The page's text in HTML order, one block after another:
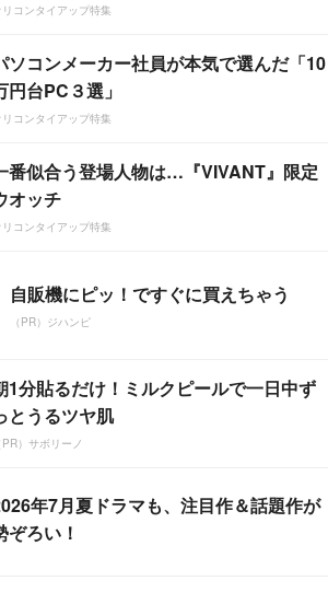
リコンタイアップ特集
ソコンメーカー社員が本気で選んだ「10
円台PC３選」
リコンタイアップ特集
番似合う登場人物は…『VIVANT』限定
オッチ
リコンタイアップ特集
自販機にピッ！ですぐに買えちゃう
（PR）ジハンピ
1分貼るだけ！ミルクピールで一日中ず
とうるツヤ肌
PR）サボリーノ
年7月夏ドラマも、注目作＆話題作が
ぞろい！